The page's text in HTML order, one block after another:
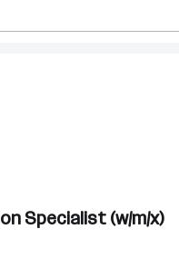
Specialist (w/m/x)